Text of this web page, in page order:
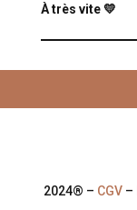
À très vite 💛
2024® – CGV–